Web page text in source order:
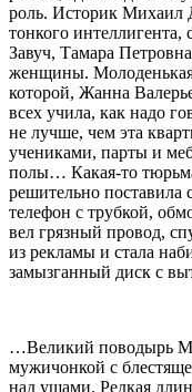
роль. Историк Михаил
тонкого
Завуч, Тамара
женщины.
которой, Жанна
всех учила, как надо
не лучше, чем эта
учениками, парты и
полы… Какая-то
решительно поставила
телефон с трубкой,
вел грязный провод,
из рекламы и стала
замызганный диск с
…Великий поводырь
мужичонкой с
над ушами. Редкая